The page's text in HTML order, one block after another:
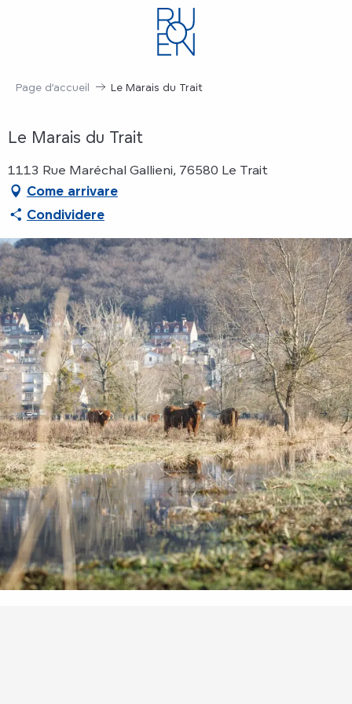
Page d’accueil Le Marais du Trait
Le Marais du Trait
1113 Rue Maréchal Gallieni, 76580 Le Trait
Come arrivare
Condividere